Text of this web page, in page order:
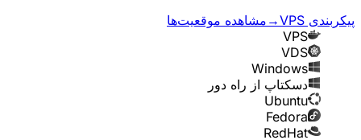
پیکربندی VPS
→ مشاهده موقعیت‌ها
VPS
VDS
Windows
دسکتاپ از راه دور
Ubuntu
Fedora
RedHat